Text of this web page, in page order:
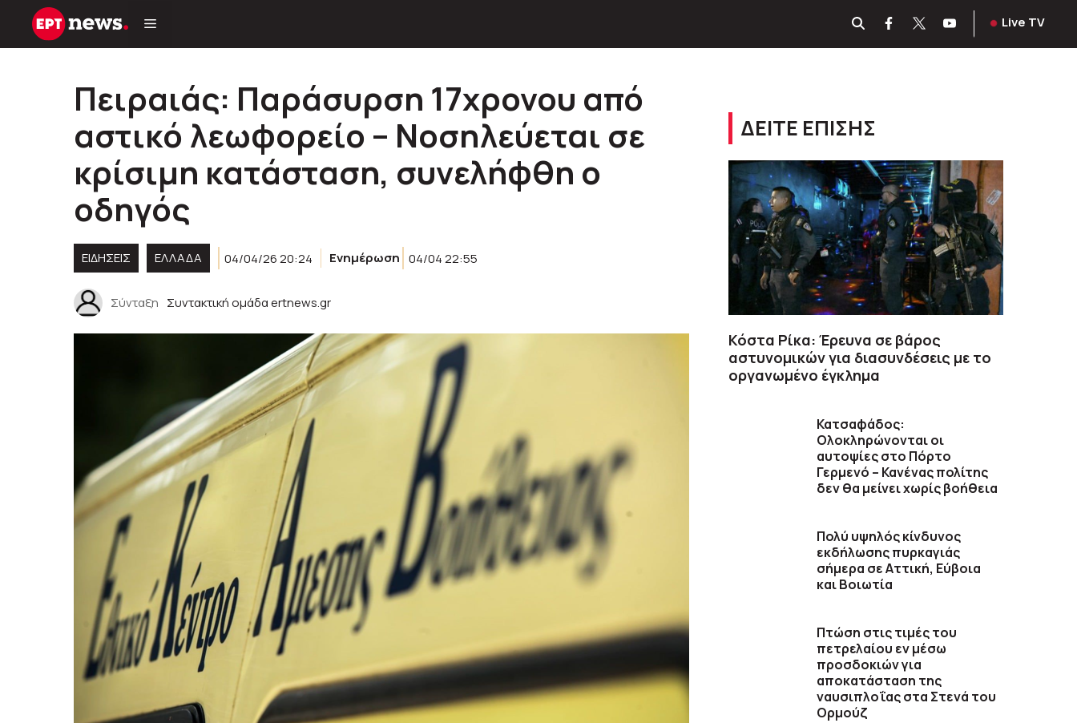
Μετάβαση
Live TV
Πειραιάς: Παράσυρση 17χρονου από
αστικό λεωφορείο – Νοσηλεύεται σε
κρίσιμη κατάσταση, συνελήφθη ο
οδηγός
ΕΙΔΗΣΕΙΣ ΕΛΛΑΔΑ 04/04/26 20:24 Ενημέρωση 04/04 22:55
Σύνταξη Συντακτική ομάδα ertnews.gr
ΔΕΙΤΕ ΕΠΙΣΗΣ
Κόστα Ρίκα: Έρευνα σε βάρος
αστυνομικών για διασυνδέσεις με το
οργανωμένο έγκλημα
Κατσαφάδος:
Ολοκληρώνονται οι
αυτοψίες στο Πόρτο
Γερμενό – Κανένας πολίτης
δεν θα μείνει χωρίς βοήθεια
Πολύ υψηλός κίνδυνος
εκδήλωσης πυρκαγιάς
σήμερα σε Αττική, Εύβοια
και Βοιωτία
Πτώση στις τιμές του
πετρελαίου εν μέσω
προσδοκιών για
αποκατάσταση της
ναυσιπλοΐας στα Στενά του
Ορμούζ